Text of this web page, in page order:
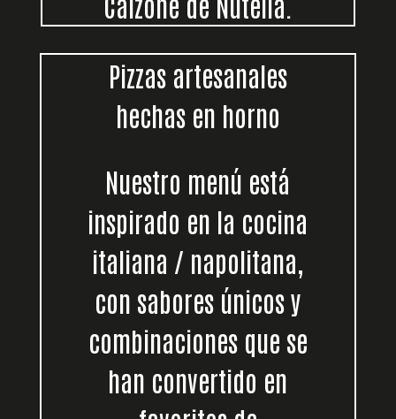
Pizzas artesanales
hechas en horno
Nuestro menú está
inspirado en la cocina
italiana / napolitana,
con sabores únicos y
combinaciones que se
han convertido en